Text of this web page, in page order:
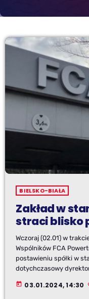
BIELSKO-BIAŁA
Zakład w
straci blisko
Wczoraj (02.01) w
Wspólników FCA
postawieniu spółki w
dotychczasowy
today 03.01.2024, 14:30